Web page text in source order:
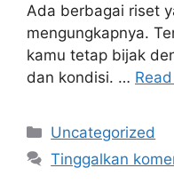
Ada berbagai riset
mengungkapnya.
kamu tetap bijak
dan kondisi. …
Kategori
Uncategorized
Tinggalkan